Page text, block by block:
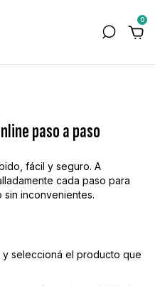
0
paso a paso
fácil y seguro. A
cada paso para
inconvenientes.
seleccioná el producto que